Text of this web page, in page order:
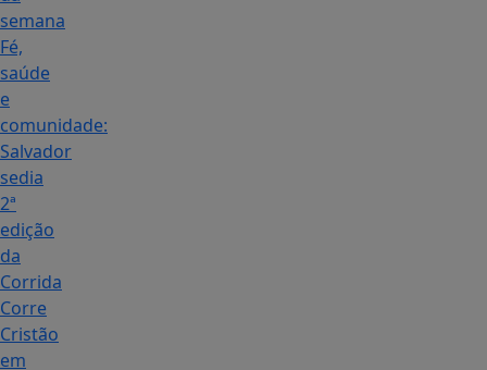
semana
Fé,
saúde
e
comunidade:
Salvador
sedia
2ª
edição
da
Corrida
Corre
Cristão
em